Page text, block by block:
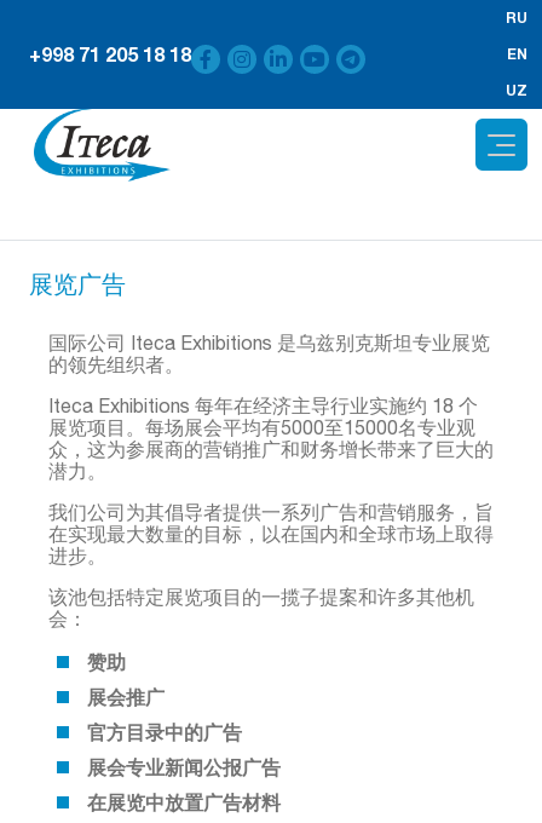
+998 71 205 18 18
RU
EN
UZ
展览广告
国际公司 Iteca Exhibitions 是乌兹别克斯坦专业展览
的领先组织者。
Iteca Exhibitions 每年在经济主导行业实施约 18 个
展览项目。每场展会平均有5000至15000名专业观
众，这为参展商的营销推广和财务增长带来了巨大的
潜力。
我们公司为其倡导者提供一系列广告和营销服务，旨
在实现最大数量的目标，以在国内和全球市场上取得
进步。
该池包括特定展览项目的一揽子提案和许多其他机
会：
赞助
展会推广
官方目录中的广告
展会专业新闻公报广告
在展览中放置广告材料